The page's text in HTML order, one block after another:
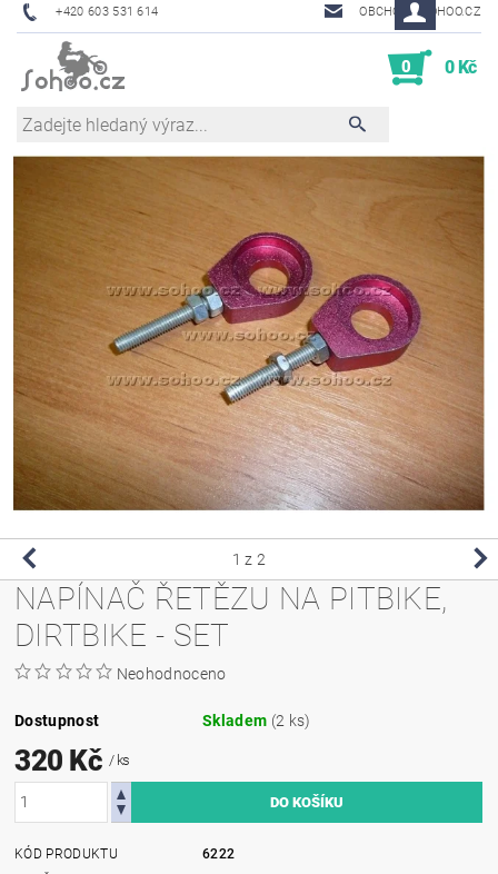
+420 603 531 614 OBCHOD@SOHOO.CZ
0 0 Kč
1 z 2
NAPÍNAČ ŘETĚZU NA PITBIKE,
DIRTBIKE - SET
Neohodnoceno
Dostupnost Skladem (2 ks)
320 Kč / ks
KÓD PRODUKTU
6222